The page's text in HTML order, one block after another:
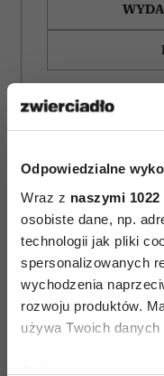
Odpowiedzialne
Wraz z naszymi
osobiste dane, np.
technologii jak pliki
spersonalizowanych
wychodzenia
rozwoju produktów.
używa Twoich
Jeśli wyrazisz na to